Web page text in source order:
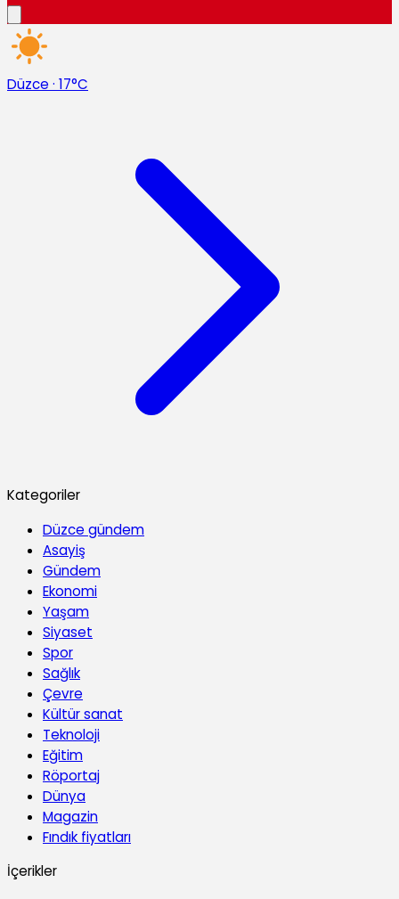
Düzce · 17°C
Kategoriler
Düzce gündem
Asayiş
Gündem
Ekonomi
Yaşam
Siyaset
Spor
Sağlık
Çevre
Kültür sanat
Teknoloji
Eğitim
Röportaj
Dünya
Magazin
Fındık fiyatları
İçerikler